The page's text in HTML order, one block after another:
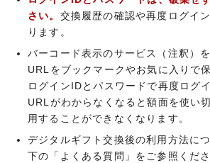
さい。 交換履歴の確認や再度ログイ
ります。
バーコード表示のサービス（注釈）
URLをブックマークやお気に入りで
ログインIDとパスワードで再度ログ
URLがわからなくなると額面を使い
用することができなくなります。
デジタルギフト交換後の利用方法に
下の「よくある質問」をご参照くださ